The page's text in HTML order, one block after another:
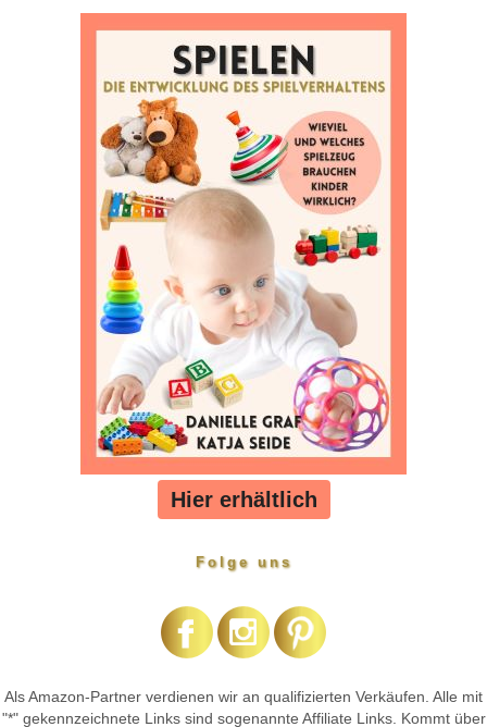
Hier erhältlich
Folge uns
Als Amazon-Partner verdienen wir an qualifizierten Verkäufen. Alle mit
"*" gekennzeichnete Links sind sogenannte Affiliate Links. Kommt über